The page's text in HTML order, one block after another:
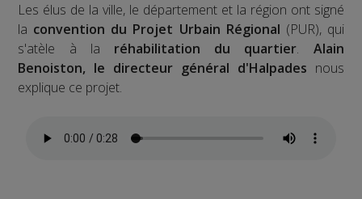
Les élus de la ville, le département et la région ont signé
la convention du Projet Urbain Régional (PUR), qui
s'atèle à la réhabilitation du quartier. Alain
Benoiston, le directeur général d'Halpades nous
explique ce projet.